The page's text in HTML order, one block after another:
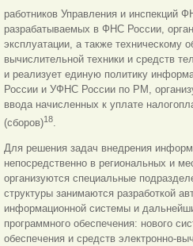
работников Управления и инспекций
разрабатываемых в ФНС России,
эксплуатации, а также техническому
вычислительной техники и средств
и реализует единую политику
России и УФНС России по РМ,
ввода начисленных к уплате
(сборов)18.
Для решения задач внедрения
непосредственно в региональных и
организуются специальные
структуры занимаются разработкой
информационной системы и
программного обеспечения: нового
обеспечения и средств электронно-